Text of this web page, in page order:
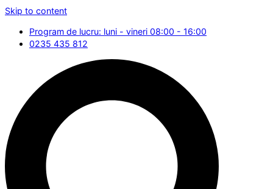
Skip to content
Program de lucru: luni - vineri 08:00 - 16:00
0235 435 812